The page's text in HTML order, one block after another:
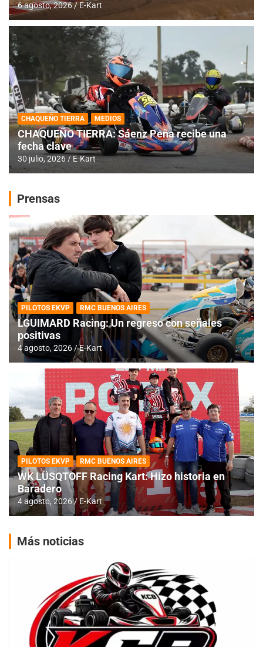
6 agosto, 2026 E-Kart
CHAQUEÑO TIERRA MEDIOS
CHAQUEÑO TIERRA: Sáenz Peña recibe una
fecha clave
30 julio, 2026 E-Kart
Prensas
PILOTOS EKVP RMC BUENOS AIRES
LGUIMARD Racing: Un regreso con señales
positivas
4 agosto, 2026 E-Kart
PILOTOS EKVP RMC BUENOS AIRES
WK LÜSQTOFF Racing Kart: Hizo historia en
Baradero
4 agosto, 2026 E-Kart
Más noticias